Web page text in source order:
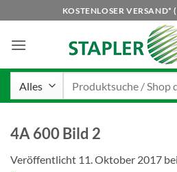
Inhalt
springen
KOSTENLOSER VERSAND*
4A 600 Bild 2
Veröffentlicht 11. Oktober 2017 bei